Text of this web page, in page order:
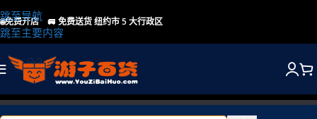
跳至导航
跳至主要内容
🌐免费开店🚐 免费送货 纽约市 5 大行政区